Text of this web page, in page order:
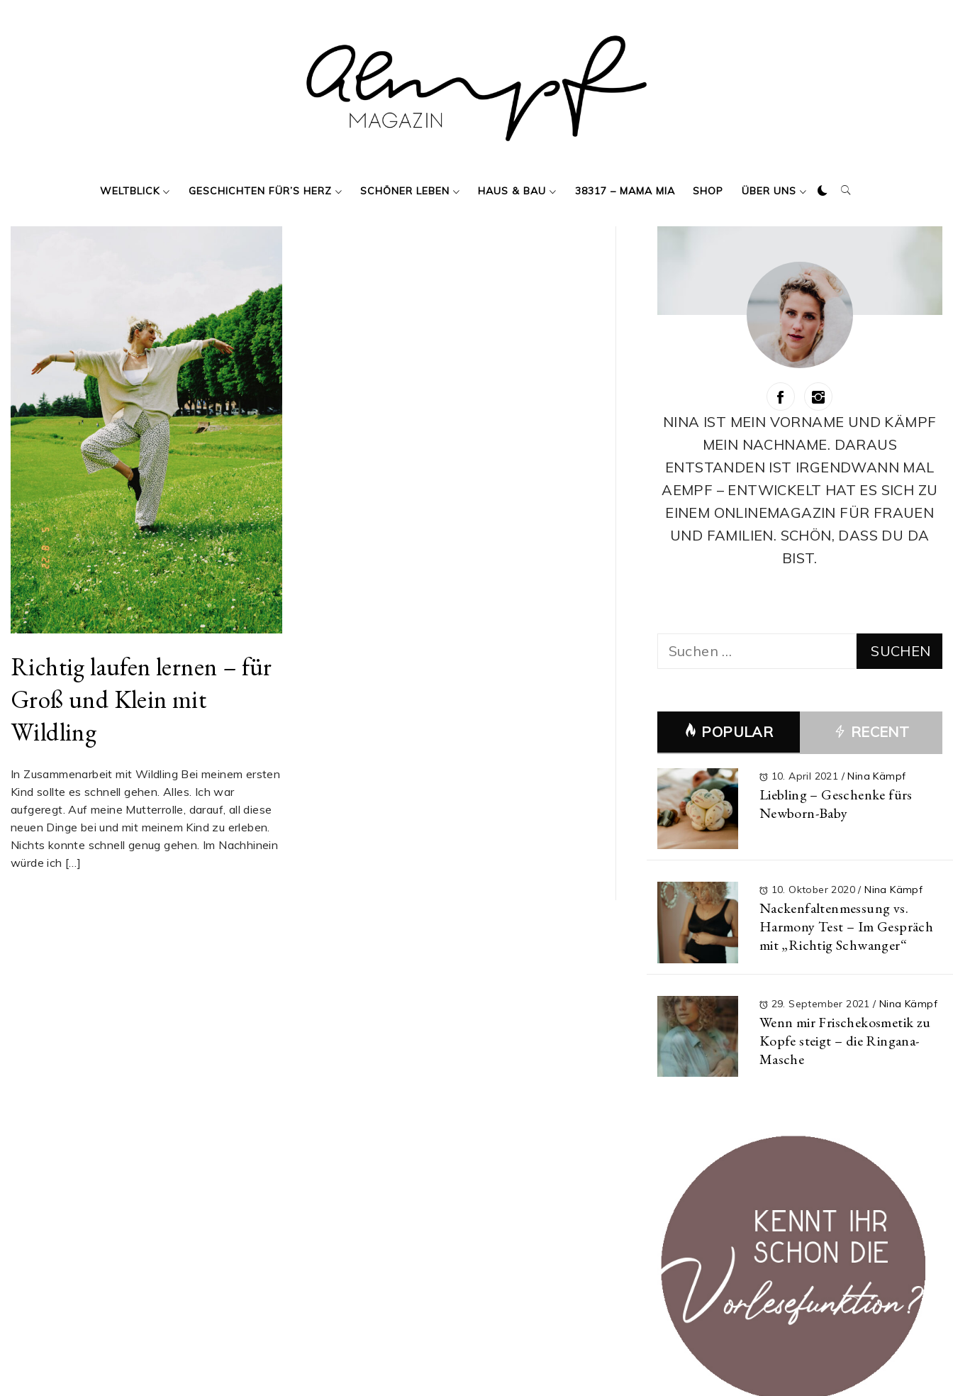
WELTBLICK GESCHICHTEN FÜR’S HERZ SCHÖNER LEBEN HAUS & BAU 38317 – MAMA MIA SHOP ÜBER UNS
Richtig laufen lernen – für
Groß und Klein mit
Wildling
In Zusammenarbeit mit Wildling Bei meinem ersten
Kind sollte es schnell gehen. Alles. Ich war
aufgeregt. Auf meine Mutterrolle, darauf, all diese
neuen Dinge bei und mit meinem Kind zu erleben.
Nichts konnte schnell genug gehen. Im Nachhinein
würde ich […]
NINA IST MEIN VORNAME UND KÄMPF
MEIN NACHNAME. DARAUS
ENTSTANDEN IST IRGENDWANN MAL
AEMPF – ENTWICKELT HAT ES SICH ZU
EINEM ONLINEMAGAZIN FÜR FRAUEN
UND FAMILIEN. SCHÖN, DASS DU DA
BIST.
Suchen
POPULAR RECENT
10. April 2021 / Nina Kämpf
Liebling – Geschenke fürs
Newborn-Baby
10. Oktober 2020/ Nina Kämpf
Nackenfaltenmessung vs.
Harmony Test – Im Gespräch
mit „Richtig Schwanger“
29. September 2021/ Nina Kämpf
Wenn mir Frischekosmetik zu
Kopfe steigt – die Ringana-
Masche